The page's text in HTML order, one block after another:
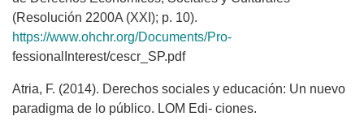
(Resolución 2200A (XXI); p. 10).
https://www.ohchr.org/Documents/Pro-
fessionalInterest/cescr_SP.pdf
Atria, F. (2014). Derechos sociales y educación: Un nuevo
paradigma de lo público. LOM Edi- ciones.